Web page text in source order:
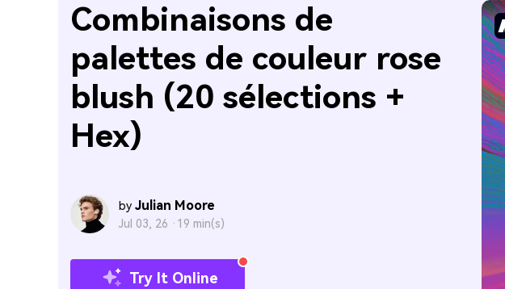
Combinaisons de
palettes de couleur rose
blush (20 sélections +
Hex)
by Julian Moore
Jul 03, 26 · 19 min(s)
Try It Online